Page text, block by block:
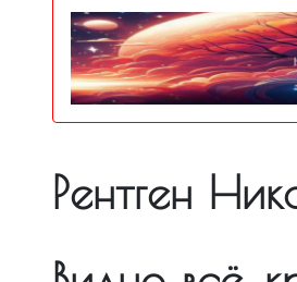
Рентген